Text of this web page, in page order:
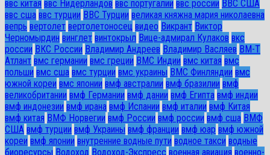
ввс китая ввс Нидерландов ввс португалии ввс россии ВВС США
ввс сша ввс турции ВВС Турции великая княжна мария николаевна
вепрь вертолет вертолетоносец видео Викрант Виктор
Черномырдин винглет винтокрыл Вице-адмирал Кулаков вкс
россии ВКС России Владимир Андреев Владимир Васляев ВМ-Т
Атлант вмс германии вмс греции ВМС Индии вмс китая вмс
польши вмс сша вмс турции вмс украины ВМС Финляндии вмс
южной кореи вмс японии вмф австралии вмф бразилии вмф
великобритании вмф Германии вмф дании вмф Египта вмф индии
вмф индонезии вмф ирана вмф Испании вмф италии вмф Китая
вмф китая ВМФ Норвегии вмф России вмф россии вмф сша ВМФ
США вмф турции вмф Украины вмф франции вмф юар вмф южной
кореи вмф японии внутренние водные пути водное такси водные
биоресурсы Водоход Водоход-Экспресс военная авиация военно-